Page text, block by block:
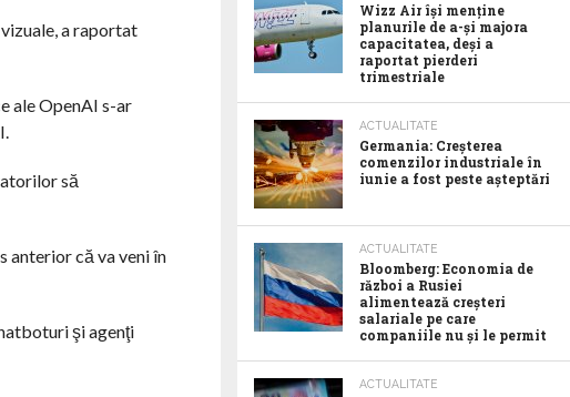
a raportat
ale OpenAI s-ar
să
anterior că va veni în
şi agenţi
Wizz Air își menține
planurile de a-și majora
capacitatea, deși a
raportat pierderi
trimestriale
ACTUALITATE
Germania: Creșterea
comenzilor industriale în
iunie a fost peste așteptări
ACTUALITATE
Bloomberg: Economia de
război a Rusiei
alimentează creșteri
salariale pe care
companiile nu și le permit
ACTUALITATE